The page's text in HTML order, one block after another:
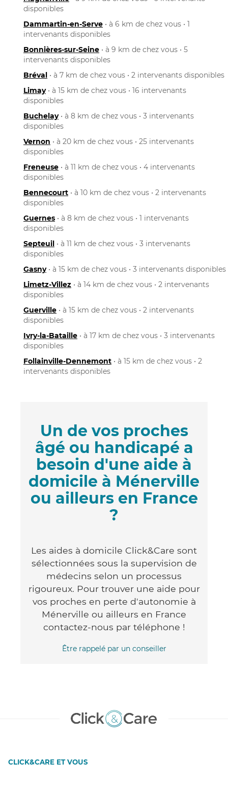
disponibles
Dammartin-en-Serve • à 6 km de chez vous • 1
intervenants disponibles
Bonnières-sur-Seine • à 9 km de chez vous • 5
intervenants disponibles
Bréval • à 7 km de chez vous • 2 intervenants disponibles
Limay• à 15 km de chez vous • 16 intervenants
disponibles
Buchelay• à 8 km de chez vous • 3 intervenants
disponibles
Vernon • à 20 km de chez vous • 25 intervenants
disponibles
Freneuse • à 11 km de chez vous • 4 intervenants
disponibles
Bennecourt • à 10 km de chez vous • 2 intervenants
disponibles
Guernes • à 8 km de chez vous • 1 intervenants
disponibles
Septeuil • à 11 km de chez vous • 3 intervenants
disponibles
Gasny• à 15 km de chez vous • 3 intervenants disponibles
Limetz-Villez • à 14 km de chez vous • 2 intervenants
disponibles
Guerville • à 15 km de chez vous • 2 intervenants
disponibles
Ivry-la-Bataille • à 17 km de chez vous • 3 intervenants
disponibles
Follainville-Dennemont • à 15 km de chez vous • 2
intervenants disponibles
Un de vos proches
âgé ou handicapé a
besoin d'une aide à
domicile à Ménerville
ou ailleurs en France
?
Les aides à domicile Click&Care sont
sélectionnées sous la supervision de
médecins selon un processus
rigoureux. Pour trouver une aide pour
vos proches en perte d'autonomie à
Ménerville ou ailleurs en France
contactez-nous par téléphone !
Être rappelé par un conseiller
CLICK&CARE ET VOUS